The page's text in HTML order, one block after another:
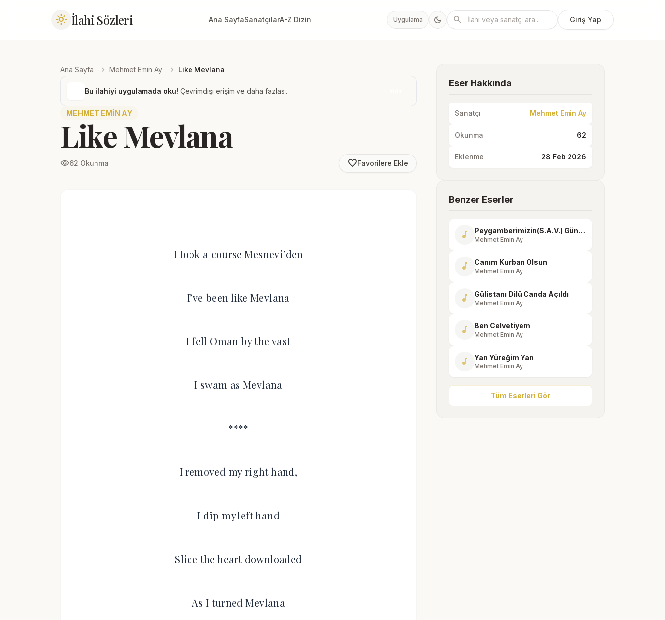
light_mode İlahi Sözleri Ana SayfaSanatçılarA-Z Dizin Uygulama dark_mode search Giriş Yap
Ana Sayfa chevron_right Mehmet Emin Ay chevron_right Like Mevlana
Bu ilahiyi uygulamada oku! Çevrimdışı erişim ve daha fazlası.
MEHMET EMIN AY
Like Mevlana
visibility62 Okunma favorite_borderFavorilere Ekle
I took a course Mesnevi’den
I’ve been like Mevlana
I fell Oman by the vast
I swam as Mevlana
****
I removed my right hand,
I dip my left hand
Slice the heart downloaded
As I turned Mevlana
Eser Hakkında
Sanatçı Mehmet Emin Ay
Okunma 62
Eklenme 28 Feb 2026
Benzer Eserler
music_note Peygamberimizin(S.A.V.) Günlük Duaları-12
Mehmet Emin Ay
music_note Canım Kurban Olsun
Mehmet Emin Ay
music_note Gülistanı Dilü Canda Açıldı
Mehmet Emin Ay
music_note Ben Celvetiyem
Mehmet Emin Ay
music_note Yan Yüreğim Yan
Mehmet Emin Ay
Tüm Eserleri Gör